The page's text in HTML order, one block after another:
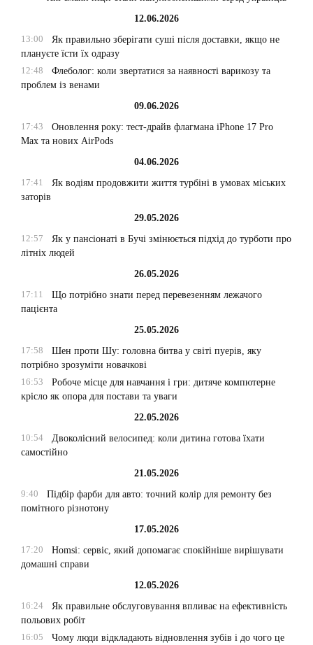
12.06.2026
13:00
Як правильно зберігати суші після доставки, якщо не
плануєте їсти їх одразу
12:48
Флеболог: коли звертатися за наявності варикозу та
проблем із венами
09.06.2026
17:43
Оновлення року: тест-драйв флагмана iPhone 17 Pro
Max та нових AirPods
04.06.2026
17:41
Як водіям продовжити життя турбіні в умовах міських
заторів
29.05.2026
12:57
Як у пансіонаті в Бучі змінюється підхід до турботи про
літніх людей
26.05.2026
17:11
Що потрібно знати перед перевезенням лежачого
пацієнта
25.05.2026
17:58
Шен проти Шу: головна битва у світі пуерів, яку
потрібно зрозуміти новачкові
16:53
Робоче місце для навчання і гри: дитяче компютерне
крісло як опора для постави та уваги
22.05.2026
10:54
Двоколісний велосипед: коли дитина готова їхати
самостійно
21.05.2026
9:40
Підбір фарби для авто: точний колір для ремонту без
помітного різнотону
17.05.2026
17:20
Homsi: сервіс, який допомагає спокійніше вирішувати
домашні справи
12.05.2026
16:24
Як правильне обслуговування впливає на ефективність
польових робіт
16:05
Чому люди відкладають відновлення зубів і до чого це